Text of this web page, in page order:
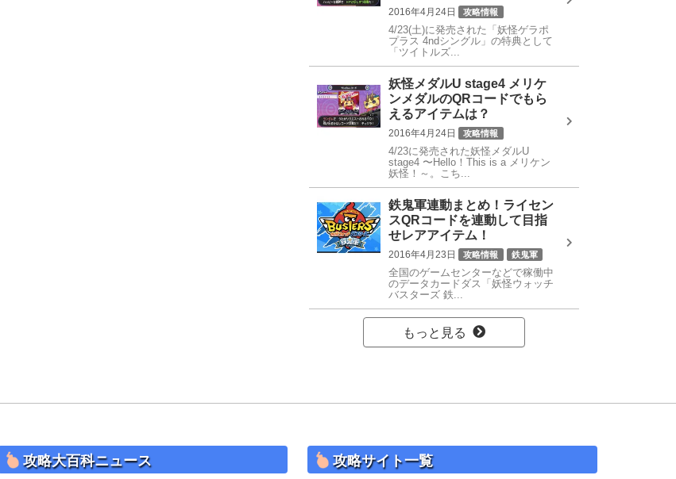
2016年4月24日
攻略情報
うたレコード
4/23(土)に発売された「妖怪ゲラポ
プラス 4ndシングル」の特典として
「ツイトルズ...
妖怪メダルU stage4 メリケ
ンメダルのQRコードでもら
えるアイテムは？
2016年4月24日
攻略情報
QRコード
4/23に発売された妖怪メダルU
stage4 〜Hello！This is a メリケン
妖怪！～。こち...
鉄鬼軍連動まとめ！ライセン
スQRコードを連動して目指
せレアアイテム！
2016年4月23日 攻略情報 鉄鬼軍
全国のゲームセンターなどで稼働中
のデータカードダス「妖怪ウォッチ
バスターズ 鉄...
もっと見る
攻略大百科ニュース 攻略サイト一覧